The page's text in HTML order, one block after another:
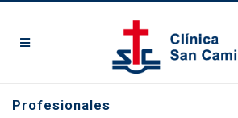
Profesionales